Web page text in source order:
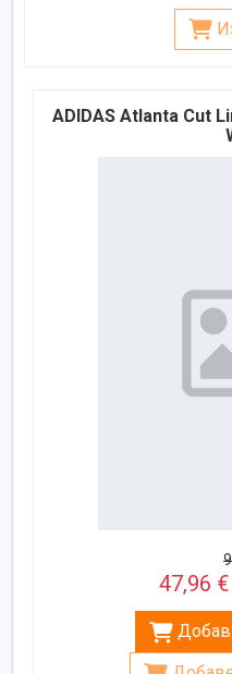
ADIDAS Atlanta Cut
47,96